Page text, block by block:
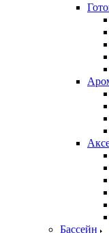
Бассейн